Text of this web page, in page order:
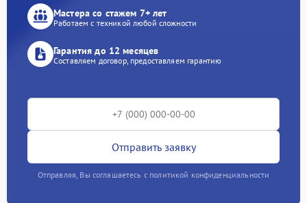
Мастера со стажем 7+ лет
Работаем с техникой любой сложности
Гарантия до 12 месяцев
Составляем договор, предоставляем гарантию
Отправить заявку
Отправляя, Вы соглашаетесь с политикой конфиденциальности